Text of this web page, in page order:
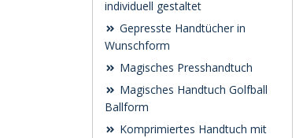
individuell gestaltet
Gepresste Handtücher in
Wunschform
Magisches Presshandtuch
Magisches Handtuch Golfball
Ballform
Komprimiertes Handtuch mit